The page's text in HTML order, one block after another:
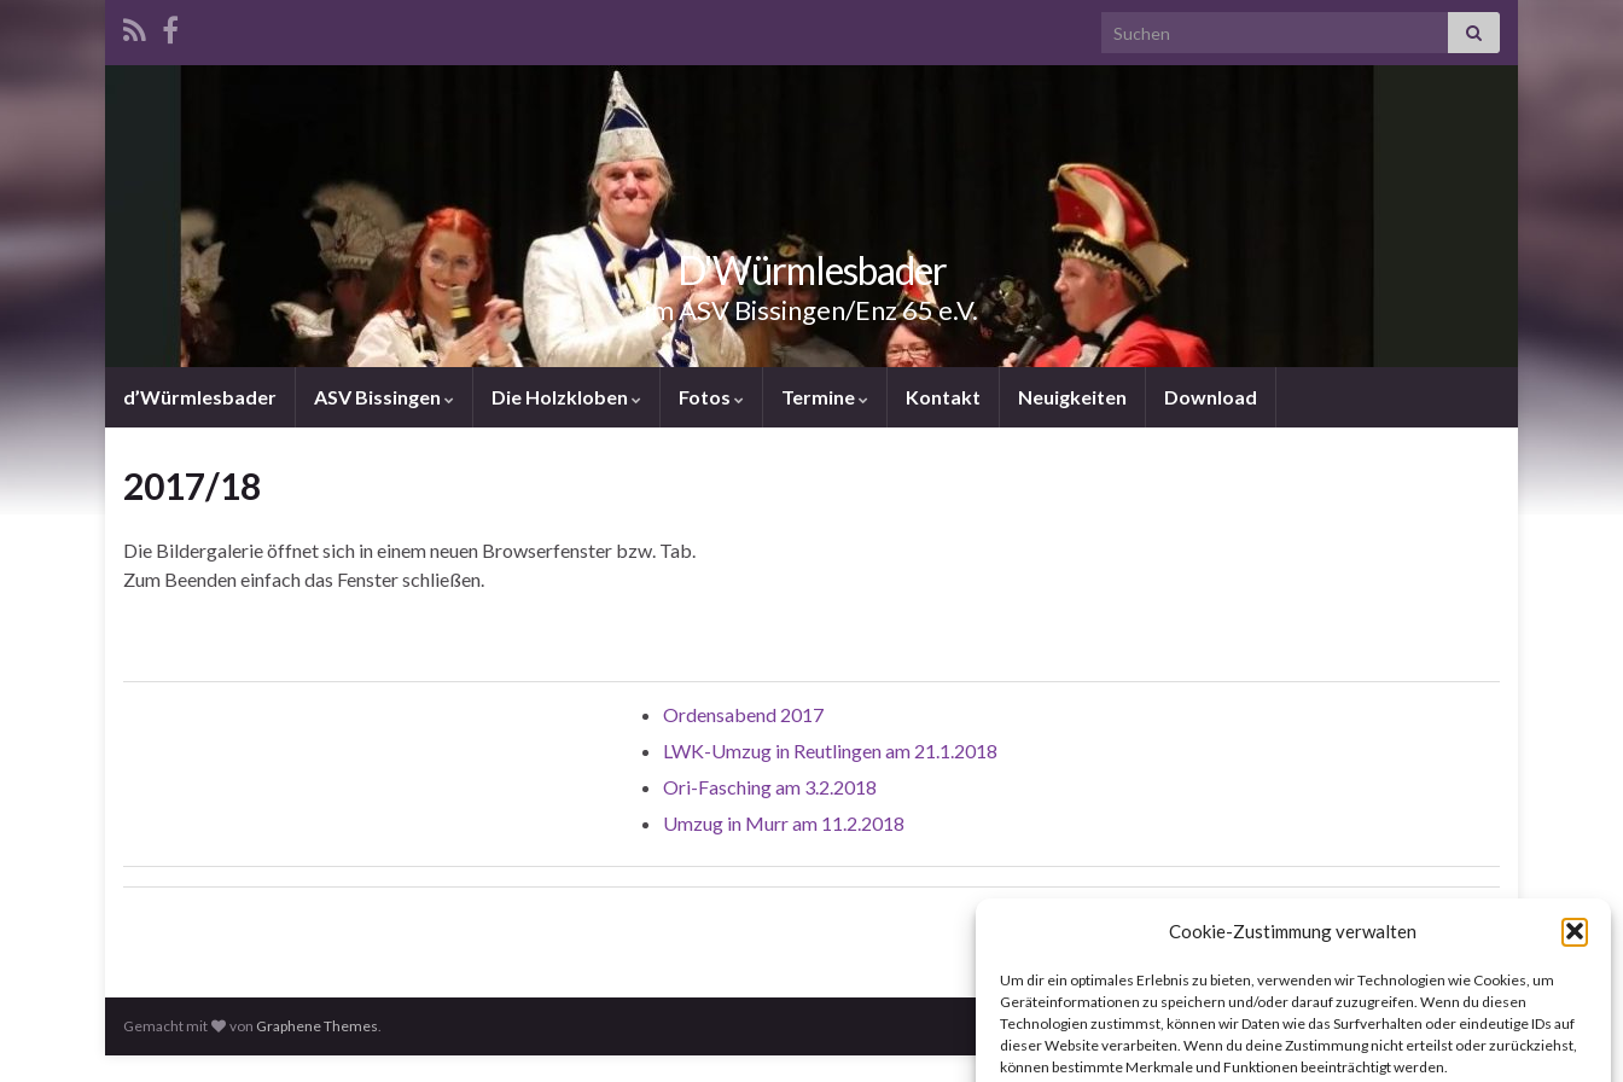
Cookie-Zustimmung verwalten
Um dir ein optimales Erlebnis zu bieten, verwenden wir Technologien wie Cookies, um
Geräteinformationen zu speichern und/oder darauf zuzugreifen. Wenn du diesen
Technologien zustimmst, können wir Daten wie das Surfverhalten oder eindeutige IDs auf
dieser Website verarbeiten. Wenn du deine Zustimmung nicht erteilst oder zurückziehst,
können bestimmte Merkmale und Funktionen beeinträchtigt werden.
Search for:
D'Würmlesbader
im ASV Bissingen/Enz 65 e.V.
d’Würmlesbader ASV Bissingen Die Holzkloben Fotos Termine Kontakt Neuigkeiten Download
2017/18
Die Bildergalerie öffnet sich in einem neuen Browserfenster bzw. Tab.
Zum Beenden einfach das Fenster schließen.
Ordensabend 2017
LWK-Umzug in Reutlingen am 21.1.2018
Ori-Fasching am 3.2.2018
Umzug in Murr am 11.2.2018
Gemacht mit von Graphene Themes.